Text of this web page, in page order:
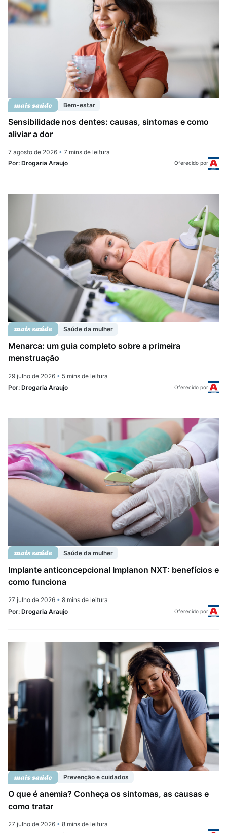
Bem-estar
Sensibilidade nos dentes: causas, sintomas e como
aliviar a dor
7 agosto de 2026 • 7 mins de leitura
Por: Drogaria Araujo Oferecido por
Saúde da mulher
Menarca: um guia completo sobre a primeira
menstruação
29 julho de 2026 • 5 mins de leitura
Por: Drogaria Araujo Oferecido por
Saúde da mulher
Implante anticoncepcional Implanon NXT: benefícios e
como funciona
27 julho de 2026 • 8 mins de leitura
Por: Drogaria Araujo Oferecido por
Prevenção e cuidados
O que é anemia? Conheça os sintomas, as causas e
como tratar
27 julho de 2026 • 8 mins de leitura